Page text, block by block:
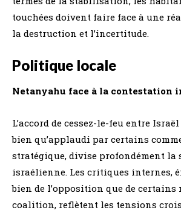
touchées doivent faire face à une
la destruction et l’incertitude.
Politique locale
Netanyahu face à la contestation
L’accord de cessez-le-feu entre
bien qu’applaudi par certains
stratégique, divise profondément la
israélienne. Les critiques internes,
bien de l’opposition que de certains
coalition, reflètent les tensions